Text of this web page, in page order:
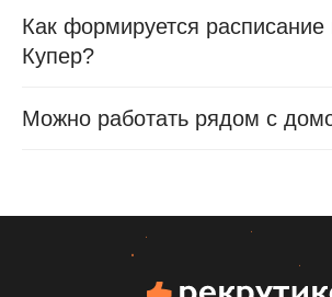
Как формируется расписание
Купер?
Можно работать рядом с